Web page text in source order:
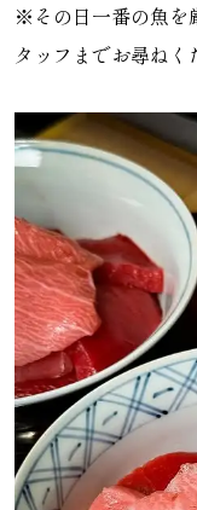
※その日一番の魚を
タッフまでお尋ねく